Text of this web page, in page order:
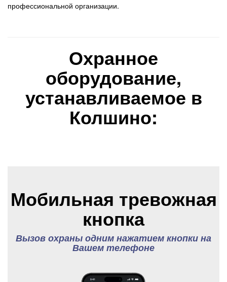
профессиональной организации.
Охранное
оборудование,
устанавливаемое в
Колшино:
Мобильная тревожная
кнопка
Вызов охраны одним нажатием кнопки на
Вашем телефоне